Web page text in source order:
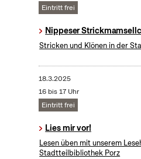
Eintritt frei
Nippeser
Stricken und Klönen in der
18.3.2025
16 bis 17 Uhr
Eintritt frei
Lies mir vor!
Lesen üben mit unserem
Stadtteilbibliothek Porz